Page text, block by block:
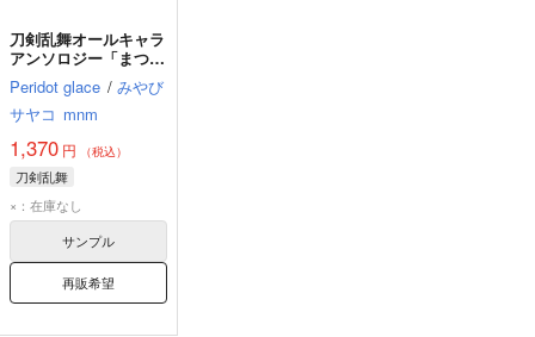
刀剣乱舞オールキャラ
アンソロジー「まつ
り」
Peridot glace / みやび
サヤコ mnm
1,370 円 （税込）
刀剣乱舞
×：在庫なし
サンプル
再販希望